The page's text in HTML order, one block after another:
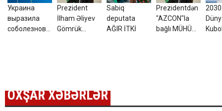
Украина
выразила
соболезнования
море
Prezident
İlham Əliyev
Gömrük
Sabiq
deputata
AĞIR İTKİ
Prezidentdən
"AZCON"la
bağlı MÜHÜM
OXŞAR XƏBƏRLƏR